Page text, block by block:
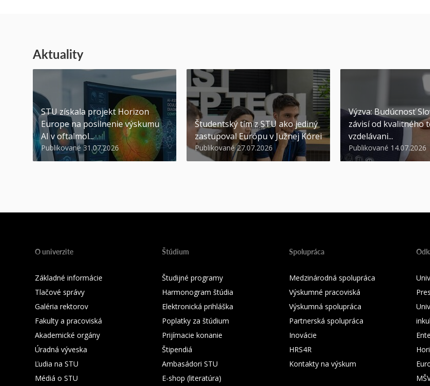
Aktuality
STU získala projekt Horizon
Europe na posilnenie výskumu
AI v oftalmol...
Publikované 31.07.2026
Študentský tím z STU ako jediný
zastupoval Európu v Južnej Kórei
Publikované 27.07.2026
Výzva: Budúcnosť
závisí od kvalitného
vzdelávani...
Publikované 14.07.2026
O univerzite
Základné informácie
Tlačové správy
Galéria rektorov
Fakulty a pracoviská
Akademické orgány
Úradná výveska
Ľudia na STU
Médiá o STU
Štúdium
Študijné programy
Harmonogram štúdia
Elektronická prihláška
Poplatky za štúdium
Prijímacie konanie
Štipendiá
Ambasádori STU
E-shop (literatúra)
Spolupráca
Medzinárodná spolupráca
Výskumné pracoviská
Výskumná spolupráca
Partnerská spolupráca
Inovácie
HRS4R
Kontakty na výskum